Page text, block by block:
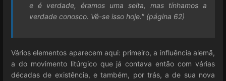
e é verdade, éramos uma seita, mas tínhamos a
verdade conosco. Vê-se isso hoje." (página 62)
Vários elementos aparecem aqui: primeiro, a influência alemã,
a do movimento litúrgico que já contava então com várias
décadas de existência, e também, por trás, a de sua nova